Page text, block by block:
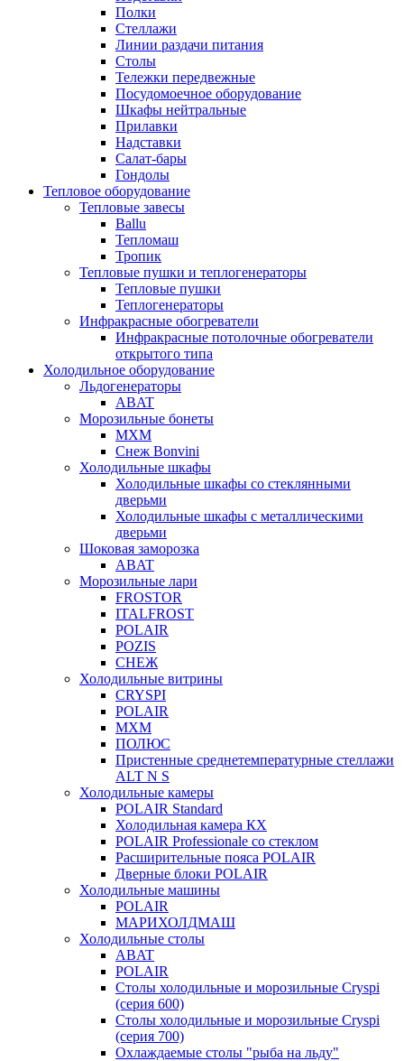
Полки
Стеллажи
Линии раздачи питания
Столы
Тележки передвежные
Посудомоечное оборудование
Шкафы нейтральные
Прилавки
Надставки
Салат-бары
Гондолы
Тепловое оборудование
Тепловые завесы
Ballu
Тепломаш
Тропик
Тепловые пушки и теплогенераторы
Тепловые пушки
Теплогенераторы
Инфракрасные обогреватели
Инфракрасные потолочные обогреватели
открытого типа
Холодильное оборудование
Льдогенераторы
ABAT
Морозильные бонеты
МХМ
Снеж Bonvini
Холодильные шкафы
Холодильные шкафы cо стеклянными
дверьми
Холодильные шкафы с металлическими
дверьми
Шоковая заморозка
ABAT
Морозильные лари
FROSTOR
ITALFROST
POLAIR
POZIS
СНЕЖ
Холодильные витрины
CRYSPI
POLAIR
МХМ
ПОЛЮС
Пристенные среднетемпературные стеллажи
ALT N S
Холодильные камеры
POLAIR Standard
Холодильная камера КХ
POLAIR Professionale со стеклом
Расширительные пояса POLAIR
Дверные блоки POLAIR
Холодильные машины
POLAIR
МАРИХОЛДМАШ
Холодильные столы
ABAT
POLAIR
Столы холодильные и морозильные Cryspi
(серия 600)
Столы холодильные и морозильные Cryspi
(серия 700)
Охлаждаемые столы "рыба на льду"